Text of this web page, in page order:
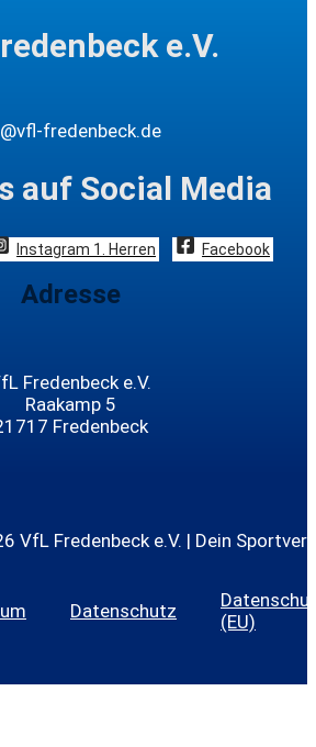
e.V.
fredenbeck.de
auf Social Media
Instagram 1. Herren Facebook
Adresse
Fredenbeck e.V.
Raakamp 5
Fredenbeck
VfL Fredenbeck e.V. | Dein
Datenschutz
(EU)